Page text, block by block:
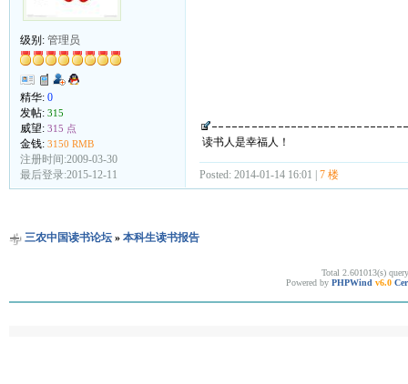
级别: 管理员
精华: 0
发帖: 315
威望: 315 点
金钱: 3150 RMB
注册时间:2009-03-30
最后登录:2015-12-11
读书人是幸福人！
Posted: 2014-01-14 16:01 | 7 楼
三农中国读书论坛» 本科生读书报告
Total 2.601013(s)
Powered by PHPWind v6.0